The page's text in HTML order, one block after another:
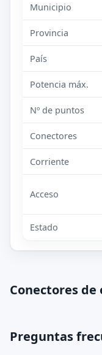
Municipio
Provincia
País
Potencia máx.
Nº de puntos
Conectores
Corriente
Acceso
Estado
Conectores
Preguntas